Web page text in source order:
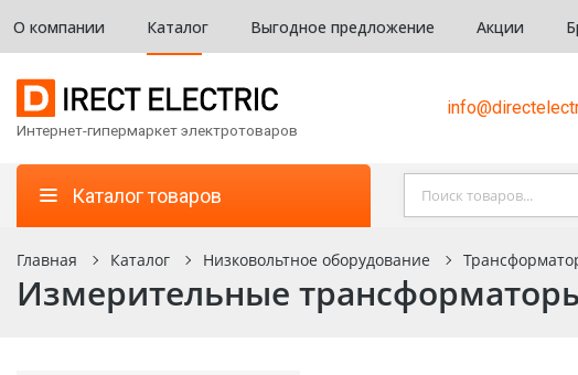
О компании Каталог Выгодное предложение Акции
Интернет-гипермаркет электротоваров
Каталог товаров
Главная Каталог Низковольтное оборудование
Измерительные